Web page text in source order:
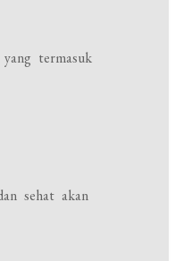
termasuk
sehat akan